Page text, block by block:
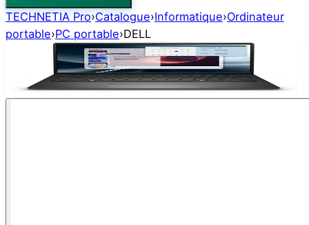
TECHNETIA Pro›Catalogue›Informatique›Ordinateur
portable›PC portable›DELL